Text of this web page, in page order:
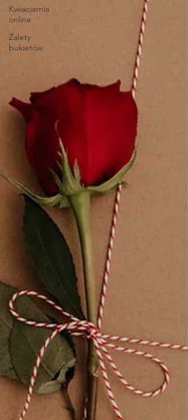
Kwiaciarnia
online
Zalety
bukietów